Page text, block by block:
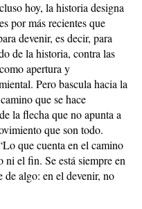
hoy, la historia designa
por más recientes que
devenir, es decir, para
de la historia, contra las
apertura y
Pero bascula hacia la
que se hace
la flecha que no apunta a
que son todo.
que cuenta en el camino
ni el fin. Se está siempre en
algo: en el devenir, no